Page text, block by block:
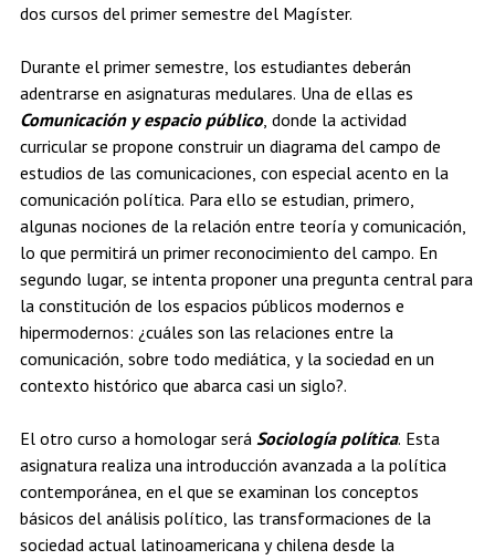
dos cursos del primer semestre del Magíster.
Durante el primer semestre, los estudiantes deberán
adentrarse en asignaturas medulares. Una de ellas es
Comunicación y espacio público, donde la actividad
curricular se propone construir un diagrama del campo de
estudios de las comunicaciones, con especial acento en la
comunicación política. Para ello se estudian, primero,
algunas nociones de la relación entre teoría y comunicación,
lo que permitirá un primer reconocimiento del campo. En
segundo lugar, se intenta proponer una pregunta central para
la constitución de los espacios públicos modernos e
hipermodernos: ¿cuáles son las relaciones entre la
comunicación, sobre todo mediática, y la sociedad en un
contexto histórico que abarca casi un siglo?.
El otro curso a homologar seráSociología política. Esta
asignatura realiza una introducción avanzada a la política
contemporánea, en el que se examinan los conceptos
básicos del análisis político, las transformaciones de la
sociedad actual latinoamericana y chilena desde la